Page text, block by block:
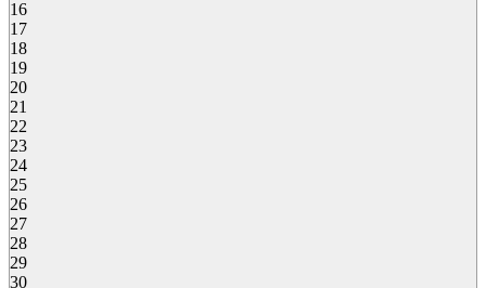
16
17
18
19
20
21
22
23
24
25
26
27
28
29
30